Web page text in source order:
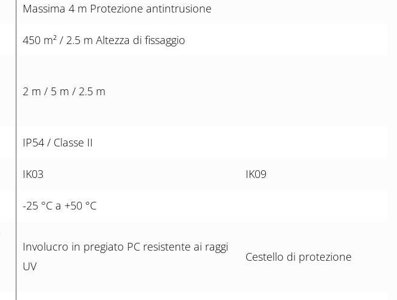
Massima 4 m Protezione antintrusione
450 m² / 2.5 m Altezza di fissaggio
2 m / 5 m / 2.5 m
IP54 / Classe II
IK03 IK09
-25 °C a +50 °C
Involucro in pregiato PC resistente ai raggi
UV
Cestello di protezione